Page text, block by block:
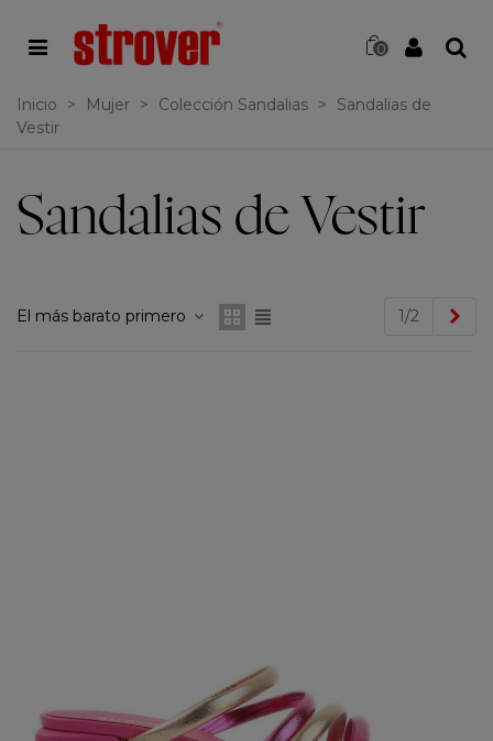
0
Inicio > Mujer > Colección Sandalias >
Sandalias de
Vestir
Sandalias de Vestir
El más barato primero 1/2